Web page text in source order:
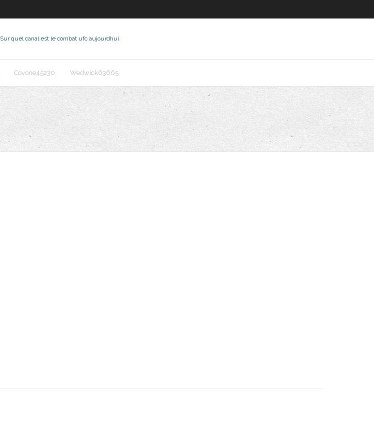
Sur quel canal est le combat ufc aujourdhui
Covone45230 Wedwick63665